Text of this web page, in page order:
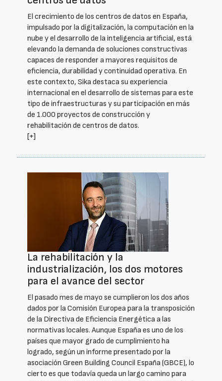
El crecimiento de los centros de datos en España,
impulsado por la digitalización, la computación en la
nube y el desarrollo de la inteligencia artificial, está
elevando la demanda de soluciones constructivas
capaces de responder a mayores requisitos de
eficiencia, durabilidad y continuidad operativa. En
este contexto, Sika destaca su experiencia
internacional en el desarrollo de sistemas para este
tipo de infraestructuras y su participación en más
de 1.000 proyectos de construcción y
rehabilitación de centros de datos.
[+]
La rehabilitación y la
industrialización, los dos motores
para el avance del sector
El pasado mes de mayo se cumplieron los dos años
dados por la Comisión Europea para la transposición
de la Directiva de Eficiencia Energética a las
normativas locales. Aunque España es uno de los
países que mayor grado de cumplimiento ha
logrado, según un informe presentado por la
asociación Green Building Council España (GBCE), lo
cierto es que todavía queda un largo camino para